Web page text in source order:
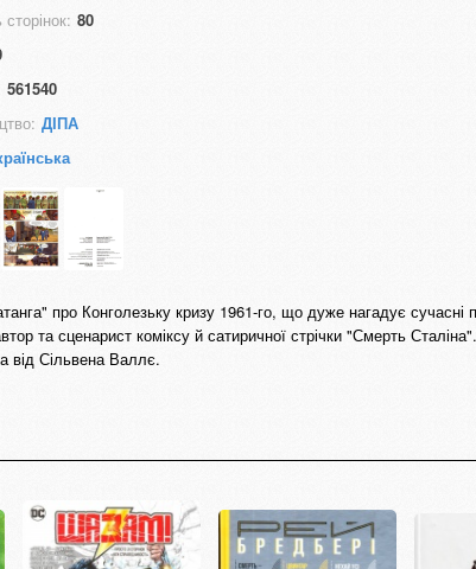
сторінок: 80
561540
ДІПА
про Конголезьку кризу 1961-го, що дуже нагадує сучасні
та сценарист коміксу й сатиричної стрічки "Смерть
від Сільвена Валлє.